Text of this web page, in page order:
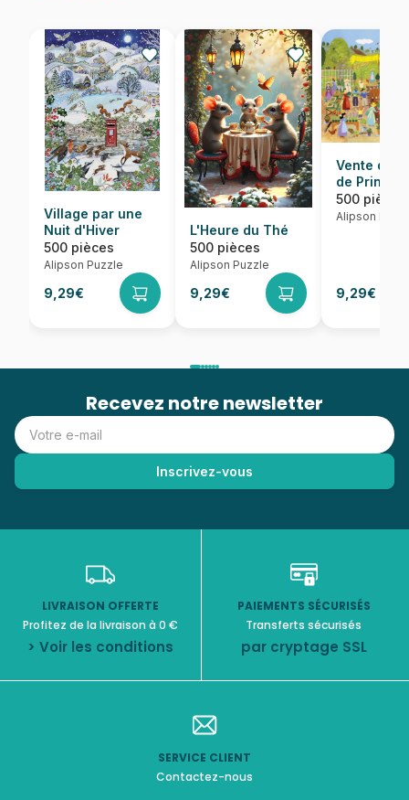
Village par une
Nuit d'Hiver
500 pièces
Alipson Puzzle
9,29€
L'Heure du Thé
500 pièces
Alipson Puzzle
9,29€
Vente de
de
500 pièces
Alipson
9,29€
Recevez notre newsletter
LIVRAISON OFFERTE
Profitez de la livraison à 0 €
> Voir les conditions
PAIEMENTS SÉCURISÉS
Transferts sécurisés
par cryptage SSL
SERVICE CLIENT
Contactez-nous